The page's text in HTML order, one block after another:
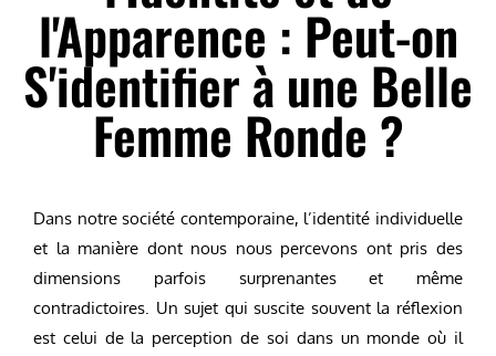
l'Apparence : Peut-on
S'identifier à une Belle
Femme Ronde ?
Dans notre société contemporaine, l’identité individuelle
et la manière dont nous nous percevons ont pris des
dimensions parfois surprenantes et même
contradictoires. Un sujet qui suscite souvent la réflexion
est celui de la perception de soi dans un monde où il